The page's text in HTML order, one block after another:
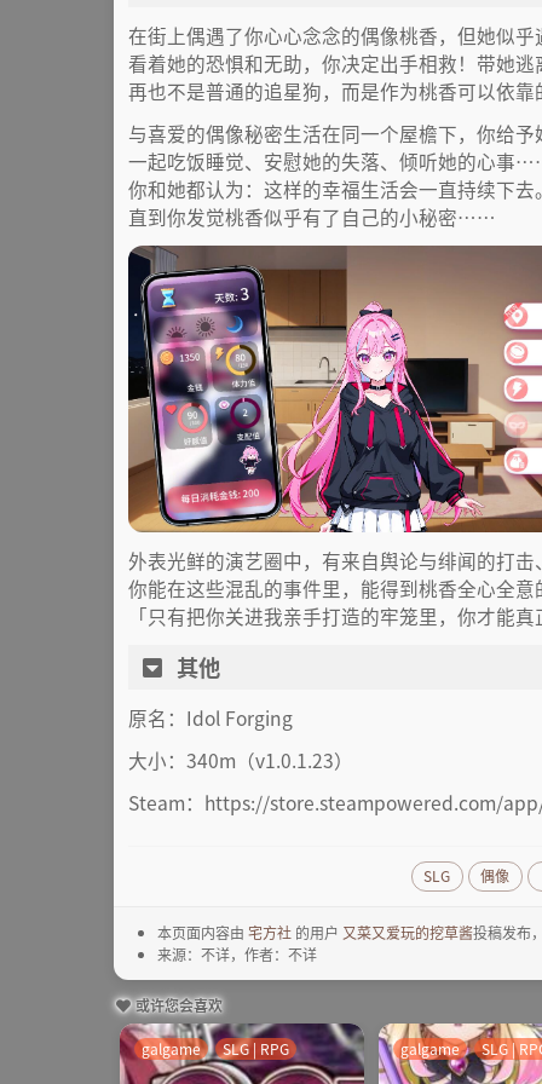
在街上偶遇了你心心念念的偶像桃香，但她似
看着她的恐惧和无助，你决定出手相救！带她
再也不是普通的追星狗，而是作为桃香可以依
与喜爱的偶像秘密生活在同一个屋檐下，你给
一起吃饭睡觉、安慰她的失落、倾听她的心事
你和她都认为：这样的幸福生活会一直持续下去
直到你发觉桃香似乎有了自己的小秘密……
外表光鲜的演艺圈中，有来自舆论与绯闻的打
你能在这些混乱的事件里，能得到桃香全心全意
「只有把你关进我亲手打造的牢笼里，你才
其他
原名：Idol Forging
大小：340m（v1.0.1.23）
Steam：https://store.steampowered.com/
SLG 偶像
本页面内容由 宅方社 的用户 又菜又爱玩的挖草酱投稿发布
来源：不详，作者：不详
或许您会喜欢
galgame SLG | RPG galgame SLG |